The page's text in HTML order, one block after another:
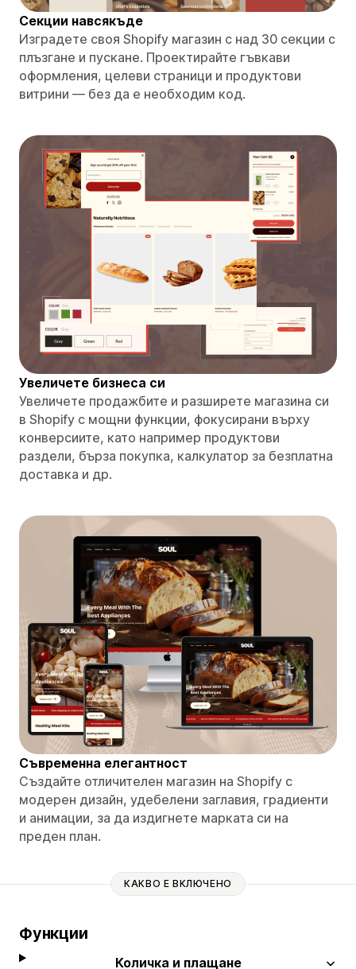
Секции навсякъде
Изградете своя Shopify магазин с над 30 секции с
плъзгане и пускане. Проектирайте гъвкави
оформления, целеви страници и продуктови
витрини — без да е необходим код.
Увеличете бизнеса си
Увеличете продажбите и разширете магазина си
в Shopify с мощни функции, фокусирани върху
конверсиите, като например продуктови
раздели, бърза покупка, калкулатор за безплатна
доставка и др.
Съвременна елегантност
Създайте отличителен магазин на Shopify с
модерен дизайн, удебелени заглавия, градиенти
и анимации, за да издигнете марката си на
преден план.
КАКВО Е ВКЛЮЧЕНО
Функции
Количка и плащане